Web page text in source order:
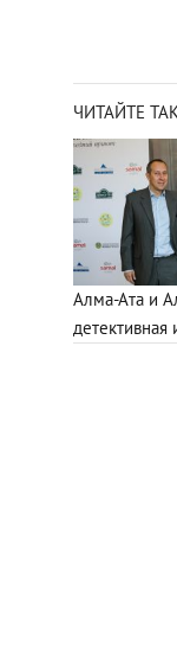
ЧИТАЙТЕ
Алма-Ата и
детективная